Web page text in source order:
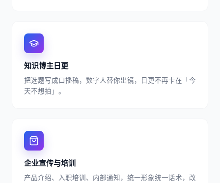
知识博主日更
把选题写成口播稿，数字人替你出镜，日更不再卡在「今
天不想拍」。
企业宣传与培训
产品介绍、入职培训、内部通知，统一形象统一话术，改